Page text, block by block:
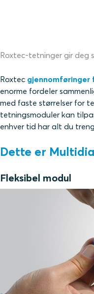
Roxtec-tetninger gir deg
Roxtec gjennomføringer
enorme fordeler
med faste størrelser for
tetningsmoduler kan
enhver tid har alt du
Dette er
Fleksibel modul